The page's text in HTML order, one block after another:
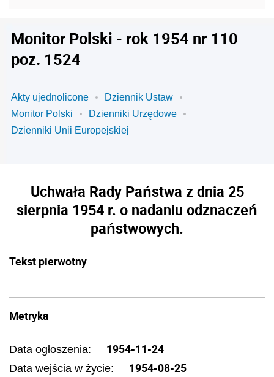
Monitor Polski - rok 1954 nr 110
poz. 1524
Akty ujednolicone
Dziennik Ustaw
Monitor Polski
Dzienniki Urzędowe
Dzienniki Unii Europejskiej
Uchwała Rady Państwa z dnia 25
sierpnia 1954 r. o nadaniu odznaczeń
państwowych.
Tekst pierwotny
Metryka
Data ogłoszenia: 1954-11-24
Data wejścia w życie: 1954-08-25